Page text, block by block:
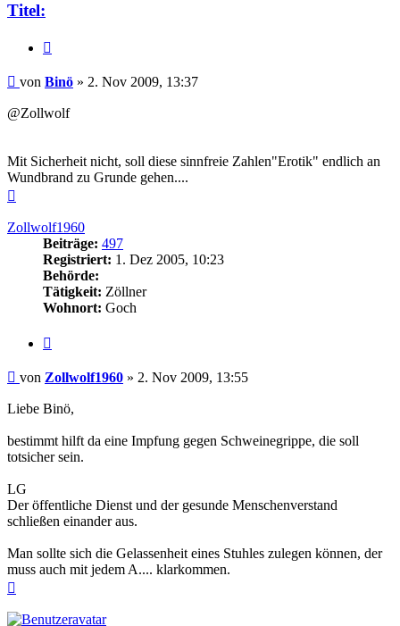
Titel:
Beitrag
von Binö » 2. Nov 2009, 13:37
@Zollwolf
Mit Sicherheit nicht, soll diese sinnfreie Zahlen"Erotik" endlich an
Wundbrand zu Grunde gehen....
Zollwolf1960
Beiträge: 497
Registriert: 1. Dez 2005, 10:23
Behörde:
Tätigkeit: Zöllner
Wohnort: Goch
Beitrag
von Zollwolf1960 » 2. Nov 2009, 13:55
Liebe Binö,
bestimmt hilft da eine Impfung gegen Schweinegrippe, die soll
totsicher sein.
LG
Der öffentliche Dienst und der gesunde Menschenverstand
schließen einander aus.
Man sollte sich die Gelassenheit eines Stuhles zulegen können, der
muss auch mit jedem A.... klarkommen.